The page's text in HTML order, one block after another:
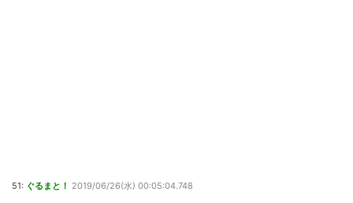
51: ぐるまと！ 2019/06/26(水) 00:05:04.748